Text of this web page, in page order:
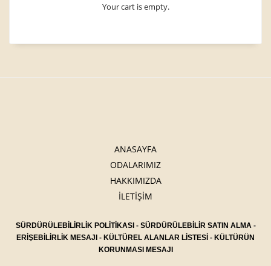
Your cart is empty.
ANASAYFA
ODALARIMIZ
HAKKIMIZDA
İLETİŞİM
SÜRDÜRÜLEBİLİRLİK POLİTİKASI - SÜRDÜRÜLEBİLİR SATIN ALMA -
ERİŞEBİLİRLİK MESAJI - KÜLTÜREL ALANLAR LİSTESİ - KÜLTÜRÜN
KORUNMASI MESAJI